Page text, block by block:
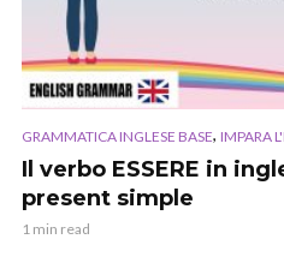
GRAMMATICA INGLESE BASE, IMPARA
Il verbo ESSERE in
present simple
1 min read